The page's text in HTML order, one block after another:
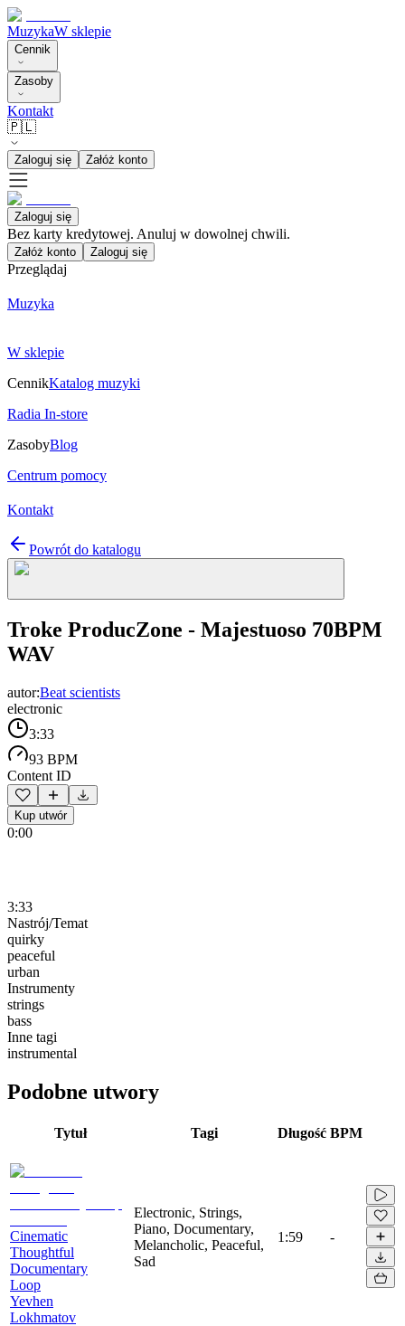
MuzykaW sklepie
Cennik
Zasoby
Kontakt
🇵🇱
Zaloguj się Załóż konto
Zaloguj się
Bez karty kredytowej. Anuluj w dowolnej chwili.
Załóż konto Zaloguj się
Przeglądaj
Muzyka
W sklepie
CennikKatalog muzyki
Radia In-store
ZasobyBlog
Centrum pomocy
Kontakt
Powrót do katalogu
Troke ProducZone - Majestuoso 70BPM
WAV
autor:Beat scientists
electronic
3:33
93 BPM
Content ID
Kup utwór
0:00
3:33
Nastrój/Temat
quirky
peaceful
urban
Instrumenty
strings
bass
Inne tagi
instrumental
Podobne utwory
Tytuł Tagi Długość BPM
Cinematic
Thoughtful
Documentary
Loop
Yevhen
Lokhmatov
Electronic, Strings,
Piano, Documentary,
Melancholic, Peaceful,
Sad
1:59 -